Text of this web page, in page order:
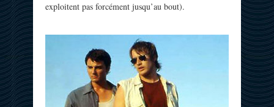
exploitent pas forcément jusqu’au bout).